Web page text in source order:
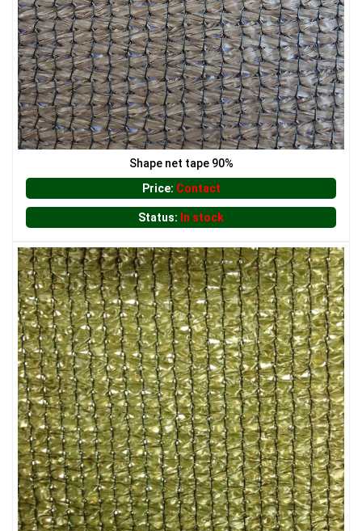
Shape net tape 90%
Price: Contact
Status: In stock